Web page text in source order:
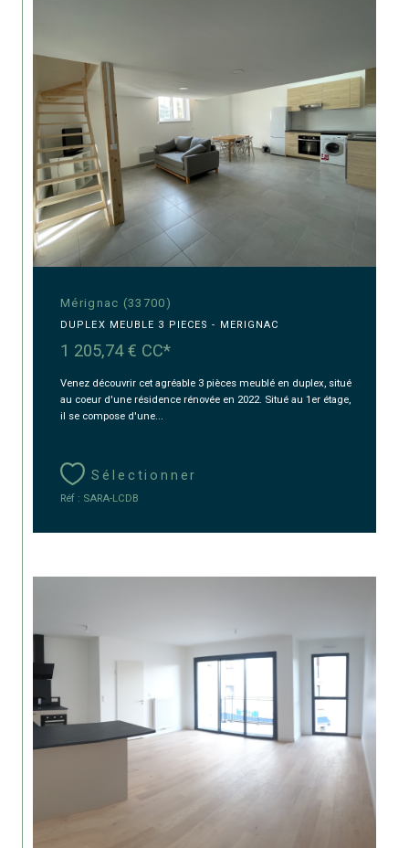
Mérignac (33700)
DUPLEX MEUBLE 3 PIECES - MERIGNAC
1 205,74 € CC*
Venez découvrir cet agréable 3 pièces meublé en duplex, situé
au coeur d'une résidence rénovée en 2022. Situé au 1er étage,
il se compose d'une...
Sélectionner
Réf : SARA-LCDB